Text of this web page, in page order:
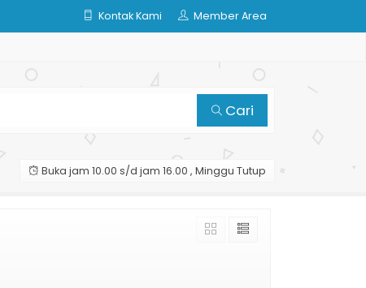
Kontak Kami Member Area
Cari
Buka jam 10.00 s/d jam 16.00 , Minggu Tutup